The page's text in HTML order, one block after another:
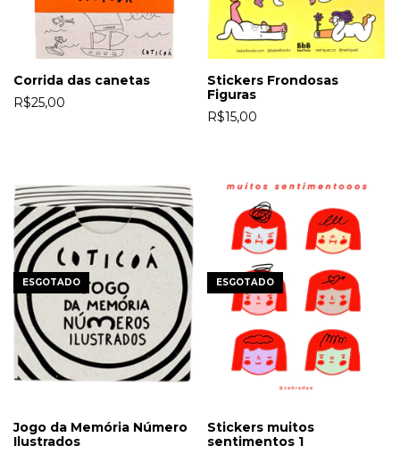
Corrida das canetas
R$25,00
Stickers Frondosas
Figuras
R$15,00
ESGOTADO
Jogo da Memória Número
Ilustrados
ESGOTADO
Stickers muitos
sentimentos 1